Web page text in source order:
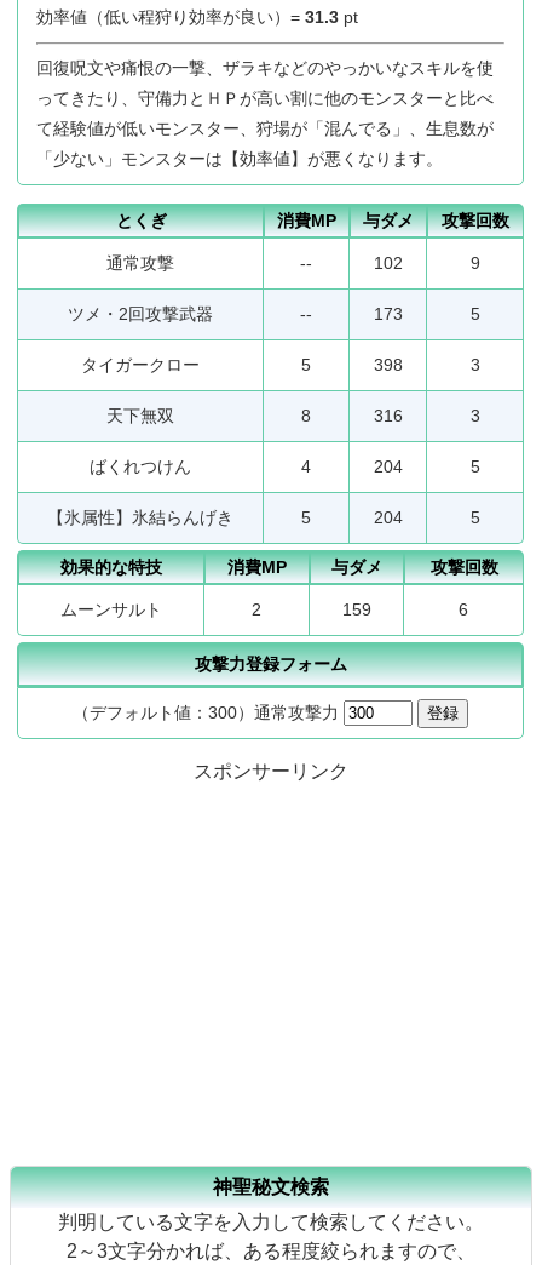
効率値（低い程狩り効率が良い）=31.3 pt
回復呪文や痛恨の一撃、ザラキなどのやっかいなスキルを使
ってきたり、守備力とＨＰが高い割に他のモンスターと比べ
て経験値が低いモンスター、狩場が「混んでる」、生息数が
「少ない」モンスターは【効率値】が悪くなります。
とくぎ 消費MP 与ダメ 攻撃回数
通常攻撃 -- 102 9
ツメ・2回攻撃武器 -- 173 5
タイガークロー 5 398 3
天下無双 8 316 3
ばくれつけん 4 204 5
【氷属性】氷結らんげき 5 204 5
効果的な特技 消費MP 与ダメ 攻撃回数
ムーンサルト 2 159 6
攻撃力登録フォーム
（デフォルト値：300）通常攻撃力
スポンサーリンク
神聖秘文検索
判明している文字を入力して検索してください。
2～3文字分かれば、ある程度絞られますので、